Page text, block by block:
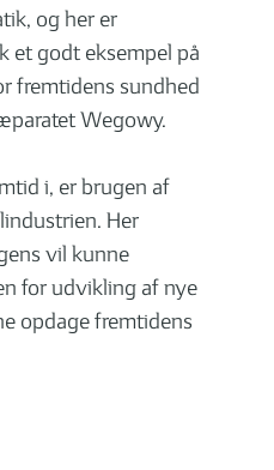
og her er
et godt eksempel på
fremtidens sundhed
Wegowy.
i, er brugen af
Her
vil kunne
for udvikling af nye
opdage fremtidens